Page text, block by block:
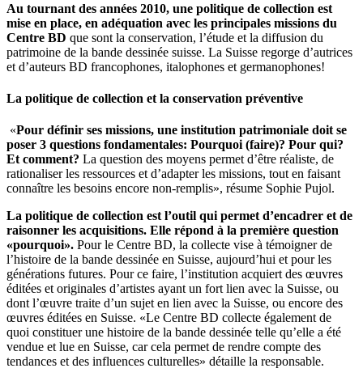
Au tournant des années 2010, une politique de collection est
mise en place, en adéquation avec les principales missions du
Centre BD que sont la conservation, l’étude et la diffusion du
patrimoine de la bande dessinée suisse. La Suisse regorge d’autrices
et d’auteurs BD francophones, italophones et germanophones!
La politique de collection et la conservation préventive
«Pour définir ses missions, une institution patrimoniale doit se
poser 3 questions fondamentales: Pourquoi (faire)? Pour qui?
Et comment? La question des moyens permet d’être réaliste, de
rationaliser les ressources et d’adapter les missions, tout en faisant
connaître les besoins encore non-remplis», résume Sophie Pujol.
La politique de collection est l’outil qui permet d’encadrer et de
raisonner les acquisitions. Elle répond à la première question
«pourquoi». Pour le Centre BD, la collecte vise à témoigner de
l’histoire de la bande dessinée en Suisse, aujourd’hui et pour les
générations futures. Pour ce faire, l’institution acquiert des œuvres
éditées et originales d’artistes ayant un fort lien avec la Suisse, ou
dont l’œuvre traite d’un sujet en lien avec la Suisse, ou encore des
œuvres éditées en Suisse. «Le Centre BD collecte également de
quoi constituer une histoire de la bande dessinée telle qu’elle a été
vendue et lue en Suisse, car cela permet de rendre compte des
tendances et des influences culturelles» détaille la responsable.